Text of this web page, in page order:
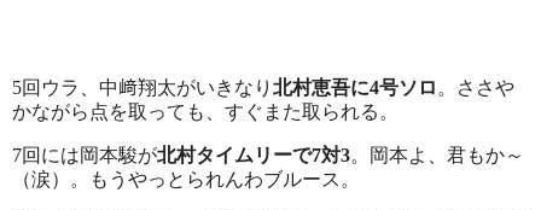
5回ウラ、中﨑翔太がいきなり 北村恵吾に4号ソロ 。ささや
かながら点を取っても、すぐまた取られる。
7回には岡本駿が北村タイムリーで7対3。岡本よ、君もか～
（涙）。
もうやっとられんわブルース。